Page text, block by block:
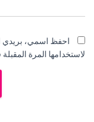
احفظ اسمي، بريدي
لاستخدامها المرة